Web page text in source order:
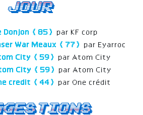
jour
Donjon (85)
par KF corp
War Meaux (77)
par Eyarroc
City (59)
par Atom City
City (59)
par Atom City
credit (44) par One crédit